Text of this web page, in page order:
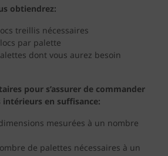
obtiendrez:
treillis nécessaires
par palette
dont vous aurez besoin
pour s’assurer de commander
en suffisance:
mesurées à un nombre
de palettes nécessaires à un